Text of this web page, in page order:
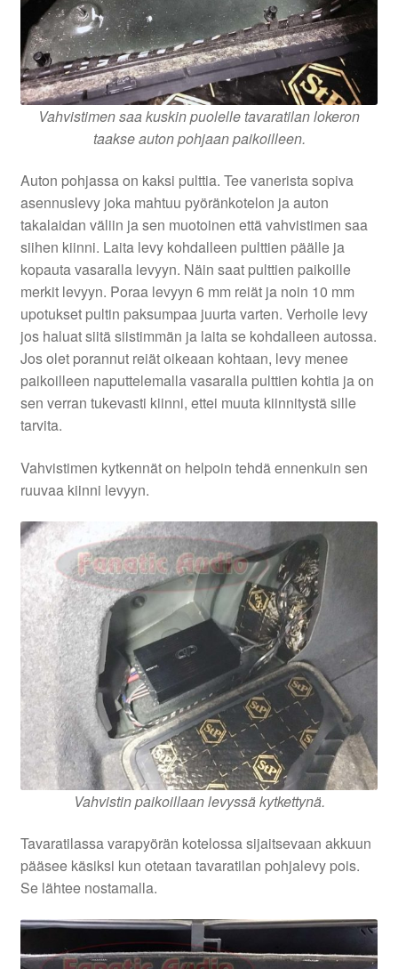
Vahvistimen saa kuskin puolelle tavaratilan lokeron
taakse auton pohjaan paikoilleen.
Auton pohjassa on kaksi pulttia. Tee vanerista sopiva
asennuslevy joka mahtuu pyöränkotelon ja auton
takalaidan väliin ja sen muotoinen että vahvistimen saa
siihen kiinni. Laita levy kohdalleen pulttien päälle ja
kopauta vasaralla levyyn. Näin saat pulttien paikoille
merkit levyyn. Poraa levyyn 6 mm reiät ja noin 10 mm
upotukset pultin paksumpaa juurta varten. Verhoile levy
jos haluat siitä siistimmän ja laita se kohdalleen autossa.
Jos olet porannut reiät oikeaan kohtaan, levy menee
paikoilleen naputtelemalla vasaralla pulttien kohtia ja on
sen verran tukevasti kiinni, ettei muuta kiinnitystä sille
tarvita.
Vahvistimen kytkennät on helpoin tehdä ennenkuin sen
ruuvaa kiinni levyyn.
Vahvistin paikoillaan levyssä kytkettynä.
Tavaratilassa varapyörän kotelossa sijaitsevaan akkuun
pääsee käsiksi kun otetaan tavaratilan pohjalevy pois.
Se lähtee nostamalla.